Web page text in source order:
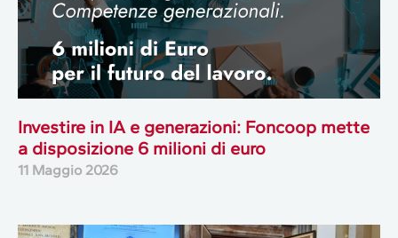
Investire in IA e generazioni: Foncoop mette
a disposizione 6 milioni di euro
11 Maggio 2026